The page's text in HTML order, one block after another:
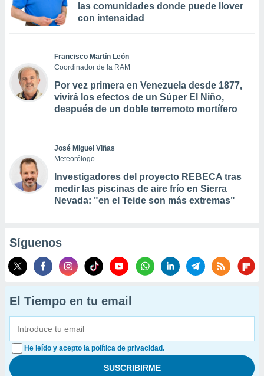
las comunidades donde puede llover
con intensidad
Francisco Martín León
Coordinador de la RAM
Por vez primera en Venezuela desde 1877,
vivirá los efectos de un Súper El Niño,
después de un doble terremoto mortífero
José Miguel Viñas
Meteorólogo
Investigadores del proyecto REBECA tras
medir las piscinas de aire frío en Sierra
Nevada: "en el Teide son más extremas"
Síguenos
El Tiempo en tu email
He leído y acepto la política de privacidad.